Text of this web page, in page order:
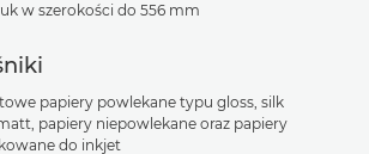
w szerokości do 556 mm
papiery powlekane typu gloss, silk
papiery niepowlekane oraz papiery
do inkjet